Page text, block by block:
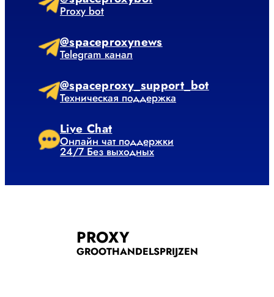
Proxy bot
@spaceproxynews
Telegram канал
@spaceproxy_support_bot
Техническая поддержка
Live Chat
Онлайн чат поддержки
24/7 Без выходных
PROXY
GROOTHANDELSPRIJZEN